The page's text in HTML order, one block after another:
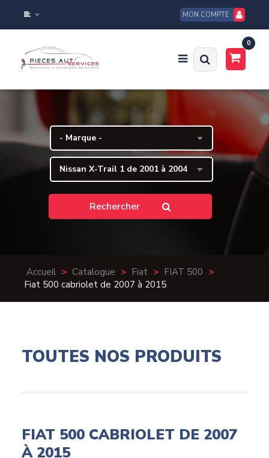
MON COMPTE
0
Accueil > Catalogue > Fiat > FIAT 500 >
Fiat 500 cabriolet de 2007 à 2015
TOUTES NOS PRODUITS
FIAT 500 CABRIOLET DE 2007
À 2015